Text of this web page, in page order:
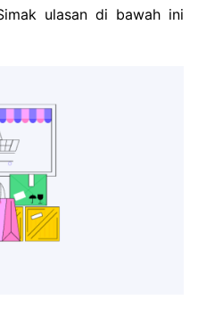
ulasan di bawah ini